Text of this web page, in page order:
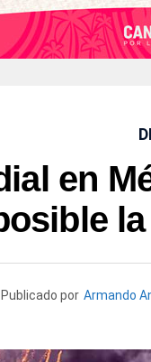
en
Publicado por Armando